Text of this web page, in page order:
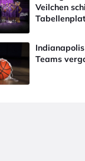
Veilchen
Teams